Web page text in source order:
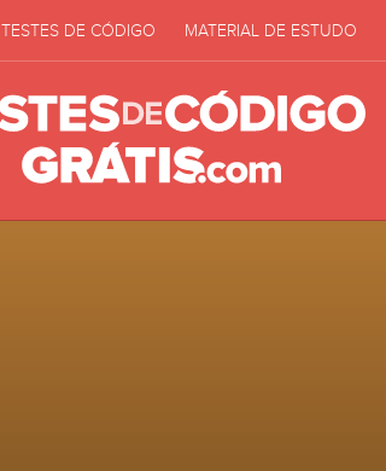
TESTES DE CÓDIGO MATERIAL DE ESTUDO